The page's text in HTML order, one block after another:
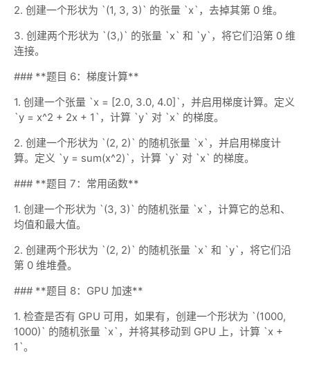
2. 创建一个形状为 `(1, 3, 3)` 的张量 `x`，去掉其第 0 维。
3. 创建两个形状为 `(3,)` 的张量 `x` 和 `y`，将它们沿第 0 维
连接。
### **题目 6：梯度计算**
1. 创建一个张量 `x = [2.0, 3.0, 4.0]`，并启用梯度计算。定义
`y = x^2 + 2x + 1`，计算 `y` 对 `x` 的梯度。
2. 创建一个形状为 `(2, 2)` 的随机张量 `x`，并启用梯度计
算。定义 `y = sum(x^2)`，计算 `y` 对 `x` 的梯度。
### **题目 7：常用函数**
1. 创建一个形状为 `(3, 3)` 的随机张量 `x`，计算它的总和、
均值和最大值。
2. 创建两个形状为 `(2, 2)` 的随机张量 `x` 和 `y`，将它们沿
第 0 维堆叠。
### **题目 8：GPU 加速**
1. 检查是否有 GPU 可用，如果有，创建一个形状为 `(1000,
1000)` 的随机张量 `x`，并将其移动到 GPU 上，计算 `x +
1`。